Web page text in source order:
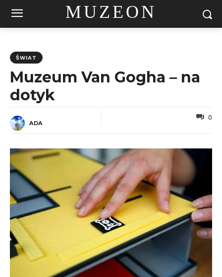
MUZEON
ŚWIAT
Muzeum Van Gogha – na
dotyk
ADA
0